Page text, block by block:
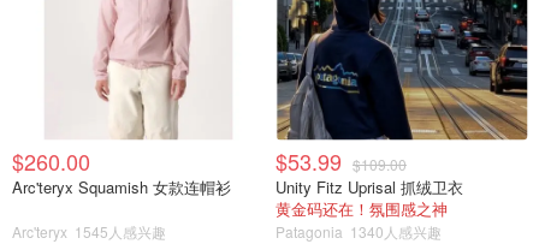
$260.00
Arc'teryx Squamish 女款连帽衫
Arc'teryx 1545人感兴趣
$53.99 $109.00
Unity Fitz Uprisal 抓绒卫衣
黄金码还在！氛围感之神
Patagonia 1340人感兴趣